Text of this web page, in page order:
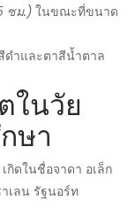
ซม.) ในขณะที่ขนาด
ดำและตาสีน้ำตาล
ในวัย
ษา
กิดในชื่อจาดา อเล็ก
เลน รัฐนอร์ท